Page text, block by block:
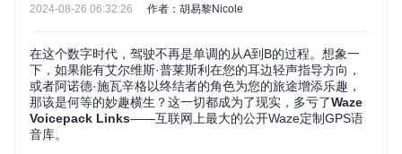
2024-08-26 06:32:26 作者：胡易黎Nicole
在这个数字时代，驾驶不再是单调的从A到B的过程。想象一
下，如果能有艾尔维斯·普莱斯利在您的耳边轻声指导方向，
或者阿诺德·施瓦辛格以终结者的角色为您的旅途增添乐趣，
那该是何等的妙趣横生？这一切都成为了现实，多亏了Waze
Voicepack Links——互联网上最大的公开Waze定制GPS语
音库。